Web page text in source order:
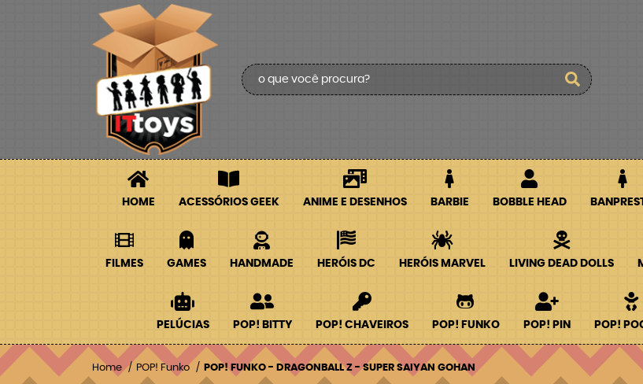
HOME ACESSÓRIOS GEEK ANIME E DESENHOS BARBIE BOBBLE HEAD
FILMES GAMES HANDMADE HERÓIS DC HERÓIS MARVEL LIVING DEAD DOLLS
PELÚCIAS POP! BITTY POP! CHAVEIROS POP! FUNKO POP! PIN POP!
Home POP! Funko POP! FUNKO - DRAGONBALL Z - SUPER SAIYAN GOHAN